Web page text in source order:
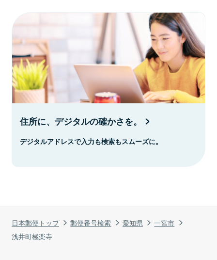
日本郵便トップ 郵便番号検索 愛知県
一宮市
浅井町極楽寺
住所に、デジタルの確かさを。
デジタルアドレスで入力も検索もスムーズに。